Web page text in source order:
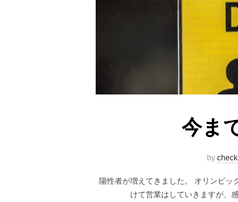
今ま
by
陽性者が増えてきました。 オリンピ
けて営業はしていきますが、